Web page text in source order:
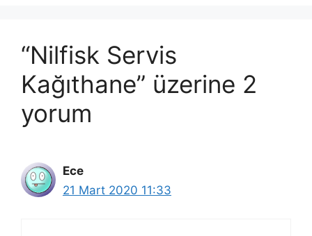
“Nilfisk Servis
Kağıthane” üzerine 2
yorum
Ece
21 Mart 2020 11:33